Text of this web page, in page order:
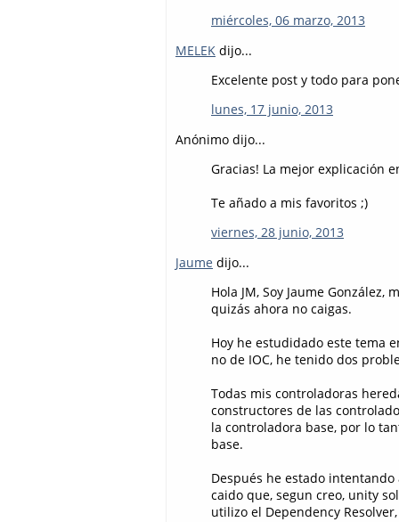
miércoles, 06 marzo, 2013
MELEK dijo...
Excelente post y todo para
lunes, 17 junio, 2013
Anónimo dijo...
Gracias! La mejor explicación
Te añado a mis favoritos ;)
viernes, 28 junio, 2013
Jaume dijo...
Hola JM, Soy Jaume
quizás ahora no caigas.
Hoy he estudidado este tema
no de IOC, he tenido dos
Todas mis controladoras
constructores de las
la controladora base, por lo
base.
Después he estado
caido que, segun creo, unity
utilizo el Dependency